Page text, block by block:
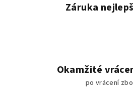
Záruka
Okamžité
po vrácení